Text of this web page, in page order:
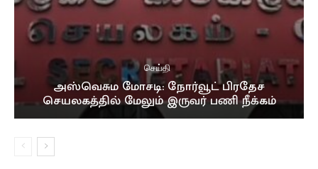
செய்தி
அஸ்வெசும மோசடி: நோர்வூட் பிரதேச
செயலகத்தில் மேலும் இருவர் பணி நீக்கம்